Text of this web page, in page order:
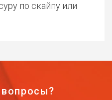
по скайпу или